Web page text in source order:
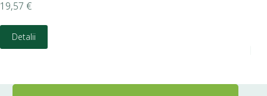
19,57 €
Detalii